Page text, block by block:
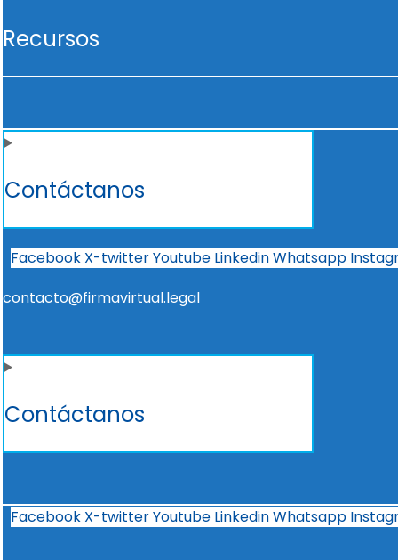
Recursos
Contáctanos
Facebook X-twitterYoutube LinkedinWhatsapp
contacto@firmavirtual.legal
Contáctanos
Facebook X-twitterYoutube LinkedinWhatsapp